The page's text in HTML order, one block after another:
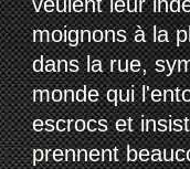
moignons à la
dans la rue,
monde qui
escrocs et
prennent